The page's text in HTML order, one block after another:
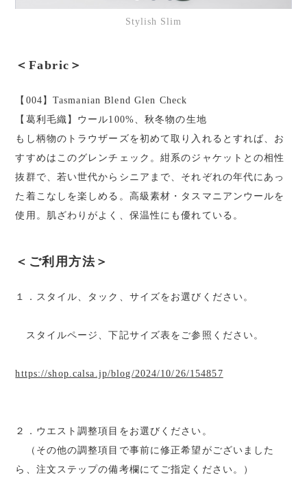
Stylish Slim
＜Fabric＞
【004】Tasmanian Blend Glen Check
【葛利毛織】ウール100%、秋冬物の生地
もし柄物のトラウザーズを初めて取り入れるとすれば、お
すすめはこのグレンチェック。紺系のジャケットとの相性
抜群で、若い世代からシニアまで、それぞれの年代にあっ
た着こなしを楽しめる。高級素材・タスマニアンウールを
使用。肌ざわりがよく、保温性にも優れている。
＜ご利用方法＞
１．スタイル、タック、サイズをお選びください。
スタイルページ、下記サイズ表をご参照ください。
https://shop.calsa.jp/blog/2024/10/26/154857
２．ウエスト調整項目をお選びください。
（その他の調整項目で事前に修正希望がございました
ら、注文ステップの備考欄にてご指定ください。）